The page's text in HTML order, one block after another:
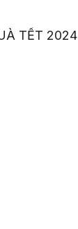
TẾT 2024